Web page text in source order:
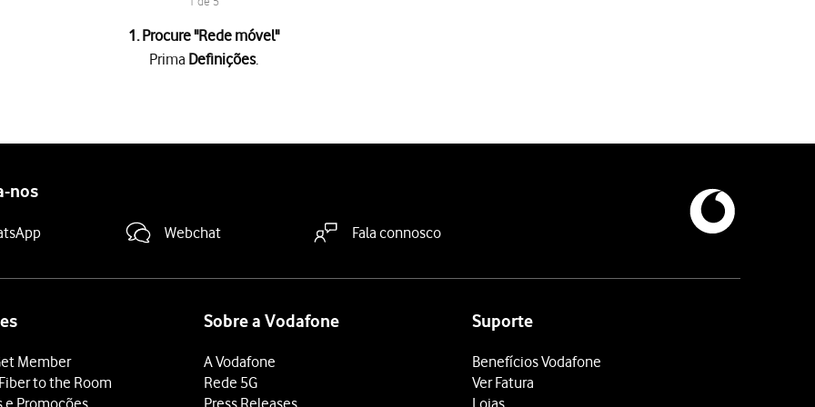
1. Procure "Rede móvel"
Prima Definições.
o dedo de baixo para cima
nos
Webchat Fala connosco
Member
to the Room
e Promoções
Sobre a Vodafone
A Vodafone
Rede 5G
Press Releases
Suporte
Benefícios Vodafone
Ver Fatura
Lojas